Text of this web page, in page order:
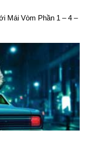
Mái Vòm Phần 1 – 4 –